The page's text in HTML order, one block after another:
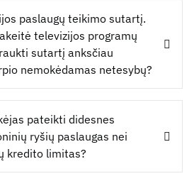
paslaugų teikimo sutartį.
televizijos programų
sutartį anksčiau
nemokėdamas netesybų?
pateikti didesnes
ryšių paslaugas nei
kredito limitas?